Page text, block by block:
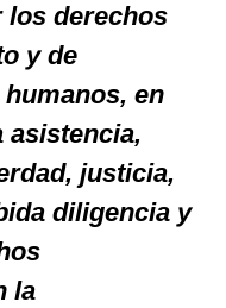
los derechos
y de
en
asistencia,
justicia,
diligencia y
la